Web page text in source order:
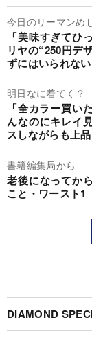
今日のリーマンめ
「美味すぎてひ
リヤの“250円デ
ずにはいられな
明日なに着てく？
「全カラー買い
んなのにキレイ
スしながらも上
書籍編集局から
老後になってか
こと・ワースト1
DIAMOND